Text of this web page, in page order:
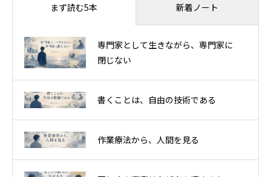
まず読む5本 新着ノート
専門家として生きながら、専門家に
閉じない
書くことは、自由の技術である
作業療法から、人間を見る